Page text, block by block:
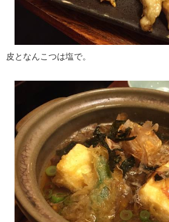
皮となんこつは塩で。